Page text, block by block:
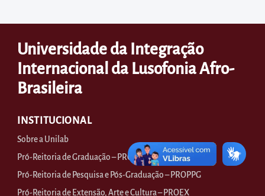
Acessar
diretamente
as
postas
no
rodapé
Universidade da Integração
Internacional da Lusofonia Afro-
Brasileira
INSTITUCIONAL
Sobre a Unilab
Pró-Reitoria de Graduação – PROGRAD
Pró-Reitoria de Pesquisa e Pós-Graduação – PROPPG
Pró-Reitoria de Extensão, Arte e Cultura – PROEX